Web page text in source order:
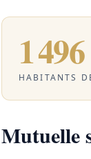
1 496
HABITANTS
Mutuelle